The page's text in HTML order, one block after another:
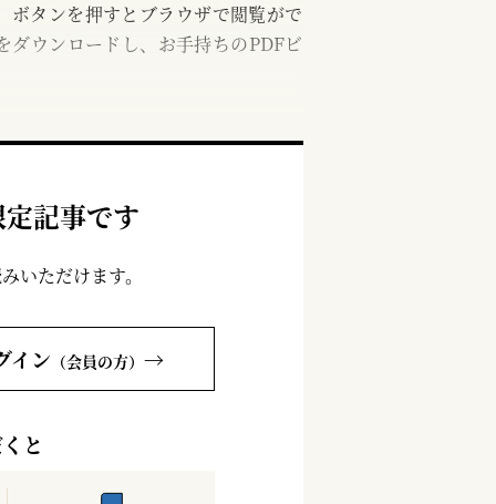
タンを押すとブラウザで閲覧がで
ダウンロードし、お手持ちのPDFビ
記事です
いただけます。
イン （会員の方） →
と